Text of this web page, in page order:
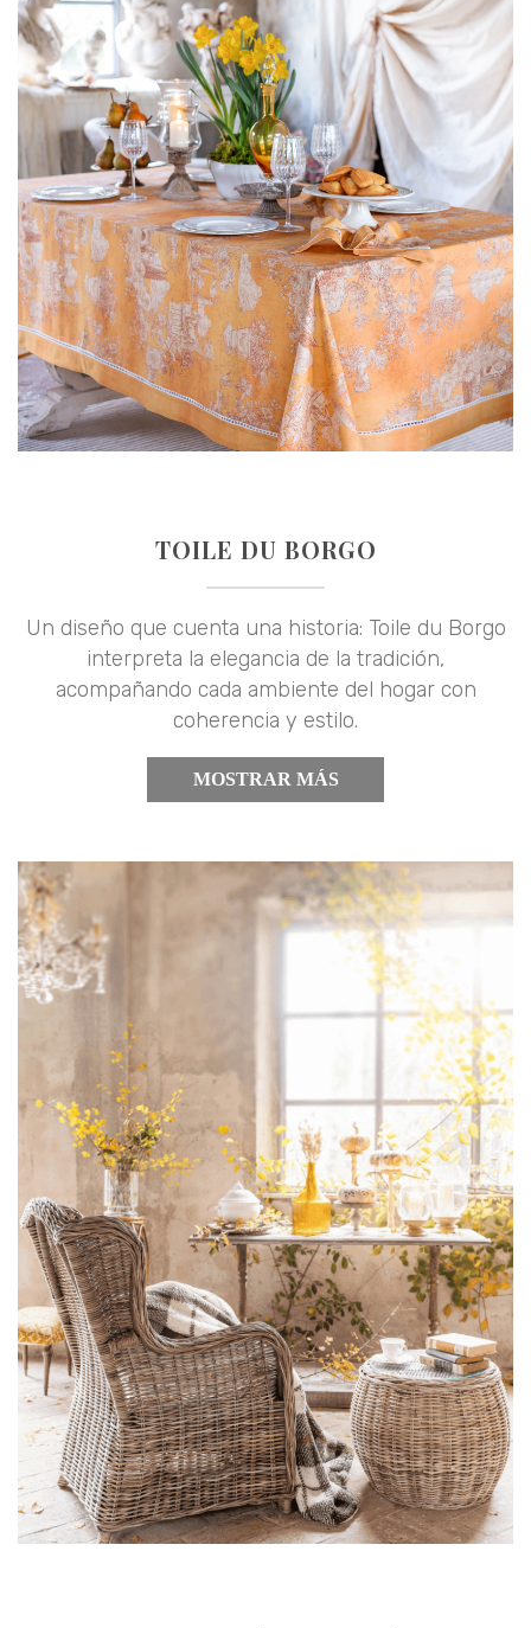
TOILE DU BORGO
Un diseño que cuenta una historia: Toile du Borgo
interpreta la elegancia de la tradición,
acompañando cada ambiente del hogar con
coherencia y estilo.
MOSTRAR MÁS